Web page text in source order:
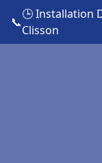
📞
🕒 Installation
Clisson